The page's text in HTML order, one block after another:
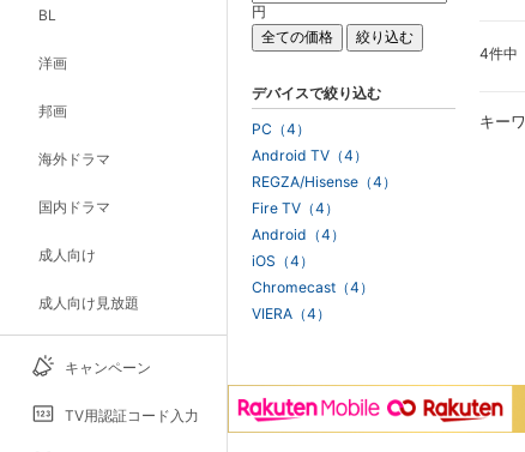
BL
洋画
邦画
海外ドラマ
国内ドラマ
成人向け
成人向け見放題
キャンペーン
TV用認証コード入力
4件中
キー
円
デバイスで絞り込む
PC（4）
Android TV（4）
REGZA/Hisense（4）
Fire TV（4）
Android（4）
iOS（4）
Chromecast（4）
VIERA（4）